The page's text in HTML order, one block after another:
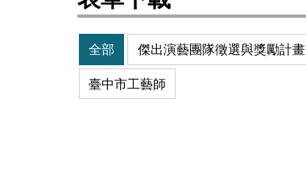
全部 傑出演藝團隊徵選與獎勵計畫
臺中市工藝師